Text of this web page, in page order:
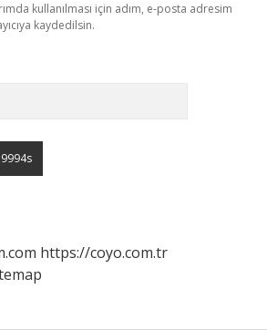
kullanılması için adım, e-posta adresim
kaydedilsin.
https://coyo.com.tr